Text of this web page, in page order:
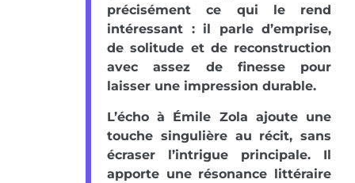
précisément ce qui le rend
intéressant : il parle d’emprise,
de solitude et de reconstruction
avec assez de finesse pour
laisser une impression durable.
L’écho à Émile Zola ajoute une
touche singulière au récit, sans
écraser l’intrigue principale. Il
apporte une résonance littéraire